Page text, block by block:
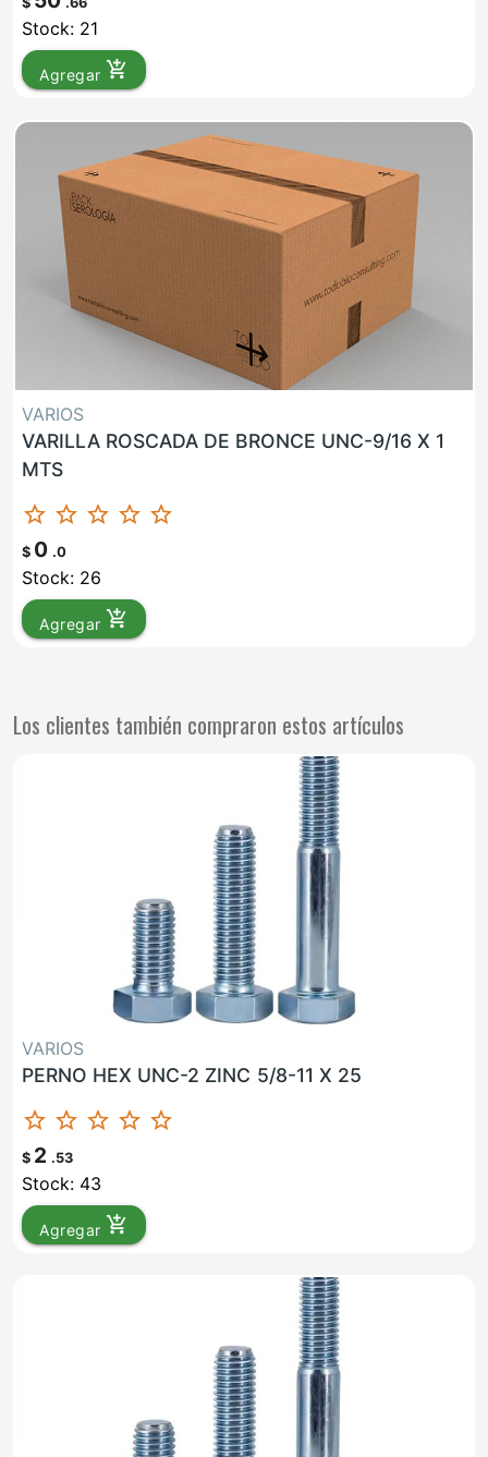
Stock: 21
Agregar add_shopping_cart
VARIOS
VARILLA ROSCADA DE BRONCE UNC-9/16 X 1
MTS
star_border star_border star_border star_border star_border
$ 0 .0
Stock: 26
Agregar add_shopping_cart
Los clientes también compraron estos artículos
VARIOS
PERNO HEX UNC-2 ZINC 5/8-11 X 25
star_border star_border star_border star_border star_border
$ 2 .53
Stock: 43
Agregar add_shopping_cart